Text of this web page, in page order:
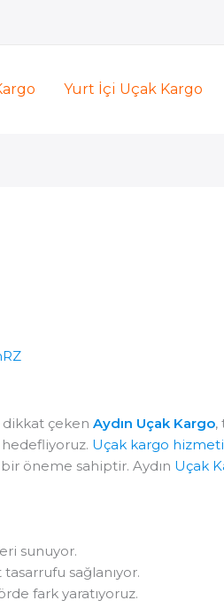
Yurt İçi Uçak Kargo
çeken Aydın Uçak Kargo,
Uçak kargo hizmeti
bir öneme sahiptir. Aydın Uçak
sunuyor.
sağlanıyor.
fark yaratıyoruz.